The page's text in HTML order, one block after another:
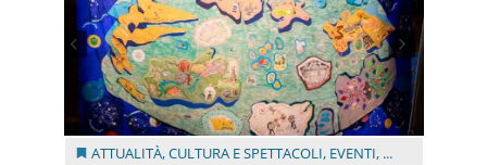
ATTUALITÀ,CULTURA E SPETTACOLI, EVENTI, ...